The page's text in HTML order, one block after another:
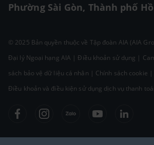
Phường Sài Gòn, Thành phố
© 2025 Bản quyền thuộc về Tập đoàn AIA (AIA
Đại lý Ngoại hạng AIA |Điều khoản sử dụng |
sách bảo vệ dữ liệu cá nhân | Chính sách cookie |
Điều khoản và điều kiện sử dụng dịch vụ thanh